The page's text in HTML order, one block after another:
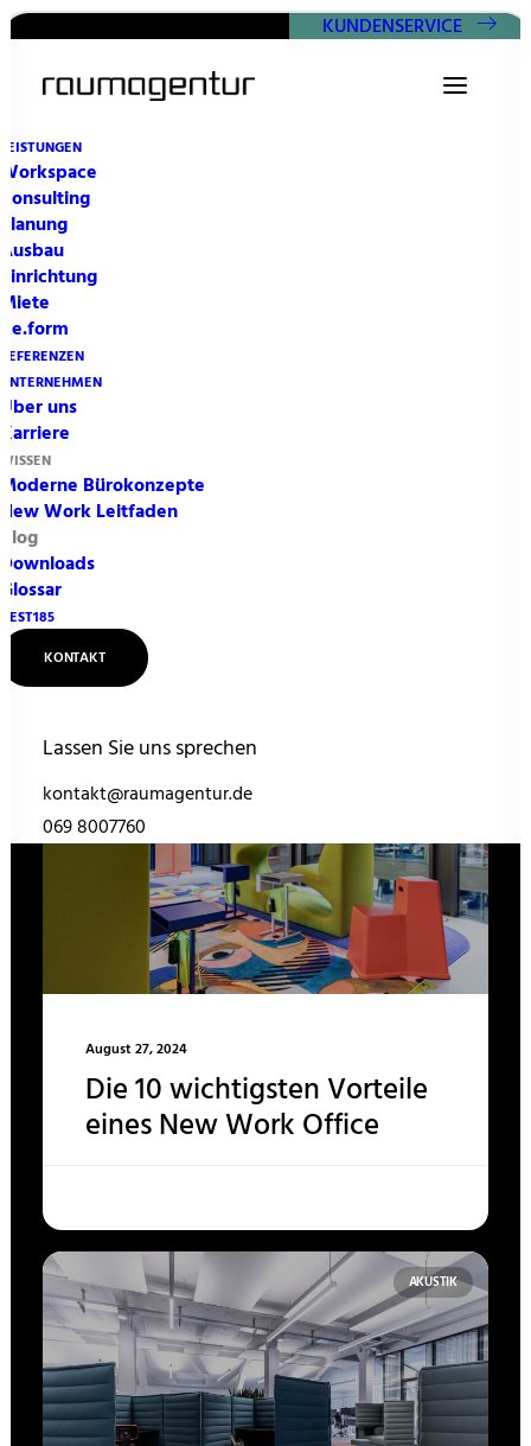
KUNDENSERVICE
LEISTUNGEN
Workspace
Consulting
Planung
Ausbau
Einrichtung
Miete
Re.form
REFERENZEN
UNTERNEHMEN
Über uns
Karriere
WISSEN
Moderne Bürokonzepte
New Work Leitfaden
Blog
Downloads
Glossar
NEST185
KONTAKT
Lassen Sie uns sprechen
kontakt@raumagentur.de
069 8007760
Mensch. Kultur. Organisation.
August 27, 2024
Die 10 wichtigsten Vorteile
eines New Work Office
AKUSTIK